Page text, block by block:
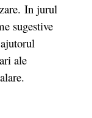
In jurul
sugestive
ale